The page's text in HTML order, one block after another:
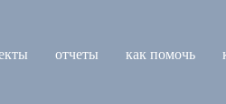
отчеты как помочь